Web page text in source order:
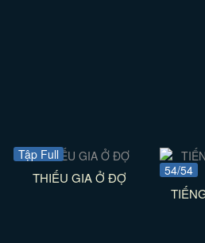
Tập Full
THIẾU GIA Ở ĐỢ 54/54